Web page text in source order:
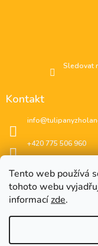
Tento web používá
tohoto webu
informacízde.
Sledovat
Kontakt
info@
+420 775 506 960
instagram